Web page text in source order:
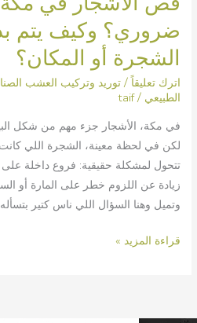
ضروري؟ وكيف يتم
الشجرة أو المكان؟
اترك تعليقاً /توريد وتركيب العشب
الطبيعي /
taif
في مكة، الأشجار جزء مهم من شكل
لكن في لحظة معينة، الشجرة اللي
تتحول لمشكلة حقيقية: فروع داخلة
زيادة عن اللزوم خطر على المارة أو
وتميل وهنا السؤال اللي ناس كتير
قراءة المزيد »